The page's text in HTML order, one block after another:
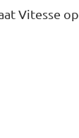
Vitesse